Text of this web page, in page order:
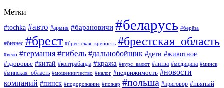
Метки
#tochka #авто #армия #барановичи #беларусь #берёза
#бизнес #брест #брестская_крепость #брестская_область
#вело #германия #гибель #дальнобойщик #дети #животное
#здоровье #китай #контрабанда #кража #курс_валют #литва #медицина #минск
#минская_область #мошенничество #налог #недвижимость #новости
компаний #пинск #подорожание #пожар #польша #приговор #пьяный